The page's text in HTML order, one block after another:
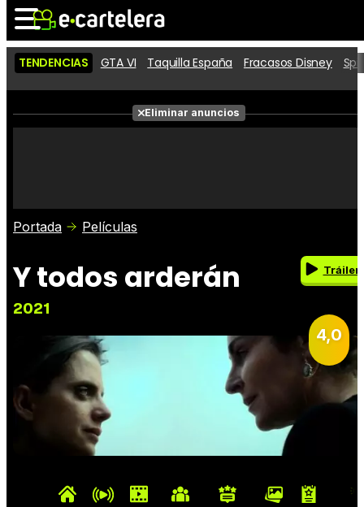
Noticias
Cartelera
Críticas
TENDENCIAS GTA VI Taquilla España Fracasos Disney
Eliminar anuncios
Portada Películas
Y todos arderán
2021
Tráiler
4,0